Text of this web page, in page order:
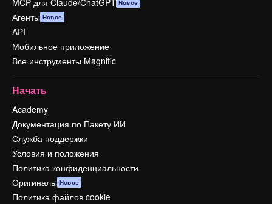
MCP для Claude/ChatGPT Новое
Агенты Новое
API
Мобильное приложение
Все инструменты Magnific
Начать
Academy
Документация по Пакету ИИ
Служба поддержки
Условия и положения
Политика конфиденциальности
Оригиналы Новое
Политика файлов cookie